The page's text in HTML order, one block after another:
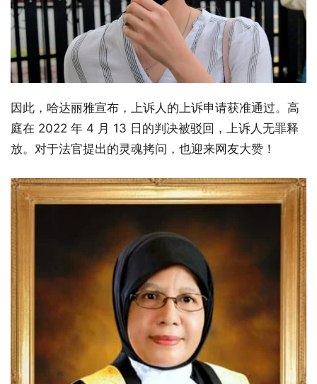
因此，哈达丽雅宣布，上诉人的上诉申请获准通过。高
庭在 2022 年 4 月 13 日的判决被驳回，上诉人无罪释
放。对于法官提出的灵魂拷问，也迎来网友大赞！